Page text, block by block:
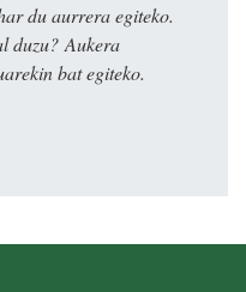
du aurrera egiteko.
duzu? Aukera
bat egiteko.